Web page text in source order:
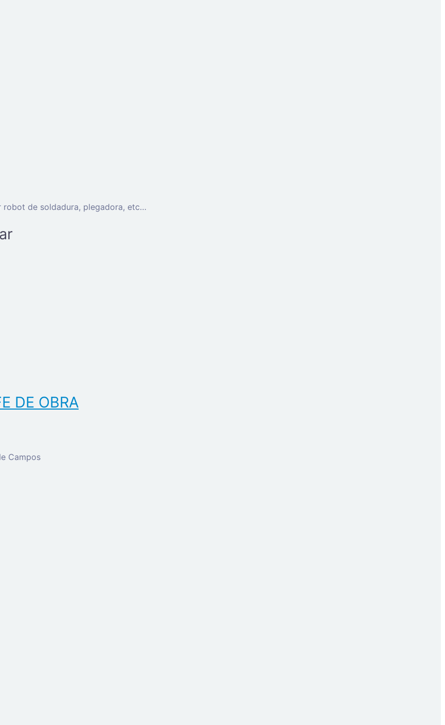
robot de soldadura, plegadora, etc…
DE OBRA
Campos